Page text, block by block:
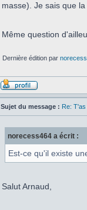
masse). Je sais que
Même question
Dernière édition par
Sujet du message : Re:
norecess464 a écrit :
Est-ce qu'il existe
Salut Arnaud,